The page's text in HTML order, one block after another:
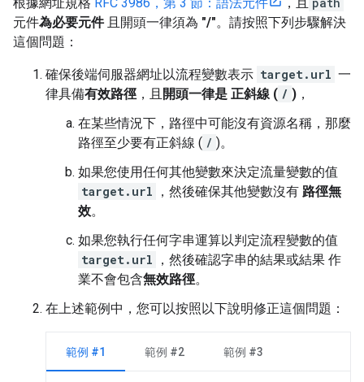
元件為必要元件且開頭一律須為 "/"。請按照下列步驟解決
這個問題：
確保後端伺服器網址以流程變數表示 target.url 一
律具備有效路徑 ，且 開頭一律是 正斜線 ( / ) ，
在某些情況下，路徑中可能沒有資源名稱，那麼
路徑至少要有正斜線 ( / )。
如果您使用任何其他變數來決定流量變數的值
target.url
，然後確保其他變數沒有 路徑無
效。
如果您執行任何字串運算以判定流程變數的值
target.url
，然後確認字串的結果或結果 作
業不會包含無效路徑。
在上述範例中，您可以按照以下說明修正這個問題：
範例 #1 範例 #2 範例 #3